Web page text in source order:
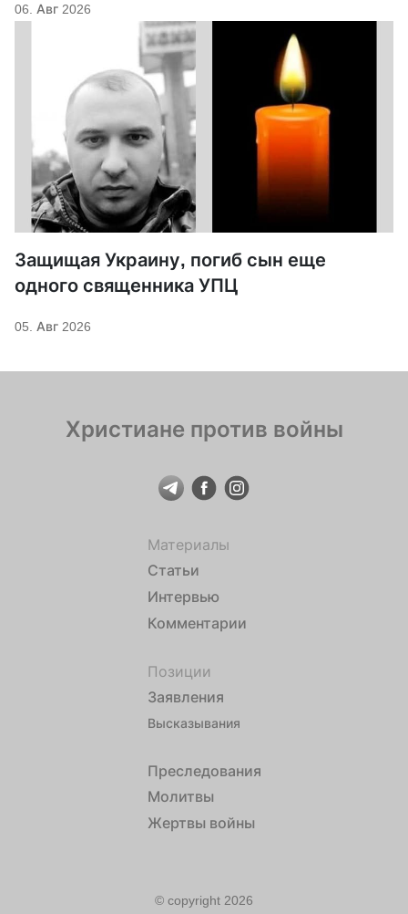
06. Авг 2026
Защищая Украину, погиб сын еще
одного священника УПЦ
05. Авг 2026
Христиане против войны
Материалы
Статьи
Интервью
Комментарии
Позиции
Заявления
Высказывания
Преследования
Молитвы
Жертвы войны
© copyright 2026